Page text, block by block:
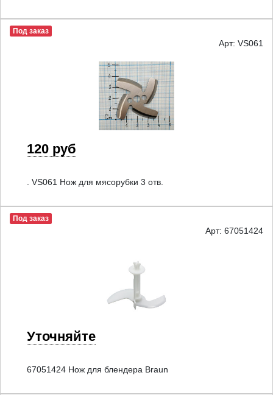
Под заказ
Арт: VS061
120 руб
. VS061 Нож для мясорубки 3 отв.
Под заказ
Арт: 67051424
Уточняйте
67051424 Нож для блендера Braun